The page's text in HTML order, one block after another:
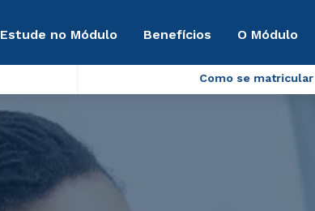
Estude no Módulo Benefícios O Módulo
Como se matricular